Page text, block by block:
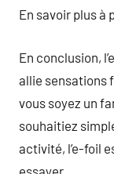
En savoir plus à
En conclusion,
allie sensations
vous soyez un
souhaitiez
activité, l’e-foil
essayer.